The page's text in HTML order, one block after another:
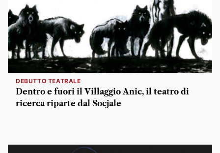
DEBUTTO TEATRALE
Dentro e fuori il Villaggio Anic, il teatro di
ricerca riparte dal Socjale